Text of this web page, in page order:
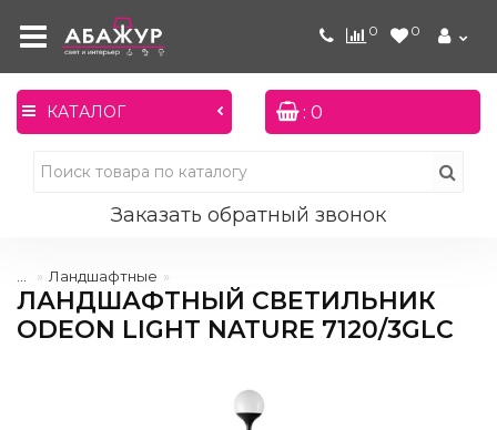
0 0
КАТАЛОГ : 0
Заказать обратный звонок
Ландшафтные
ЛАНДШАФТНЫЙ СВЕТИЛЬНИК
ODEON LIGHT NATURE 7120/3GLC